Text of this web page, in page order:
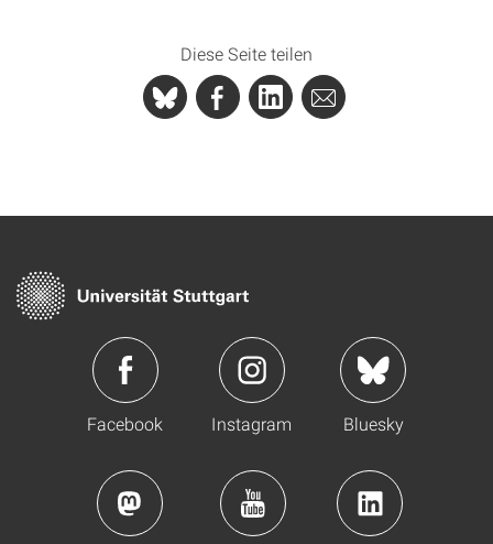
Diese Seite teilen
Facebook Instagram Bluesky